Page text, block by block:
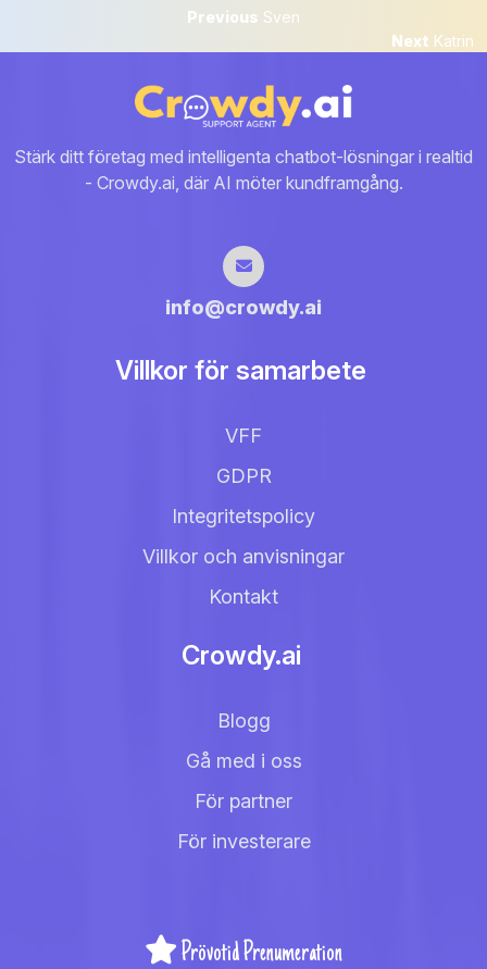
Inläggsnavigering
Previous Previous
Sven
Next Next
Katrin
Stärk ditt företag med intelligenta chatbot-lösningar i realtid
- Crowdy.ai, där AI möter kundframgång.
info@crowdy.ai
Villkor för samarbete
VFF
GDPR
Integritetspolicy
Villkor och anvisningar
Kontakt
Crowdy.ai
Blogg
Gå med i oss
För partner
För investerare
Prövotid Prenumeration